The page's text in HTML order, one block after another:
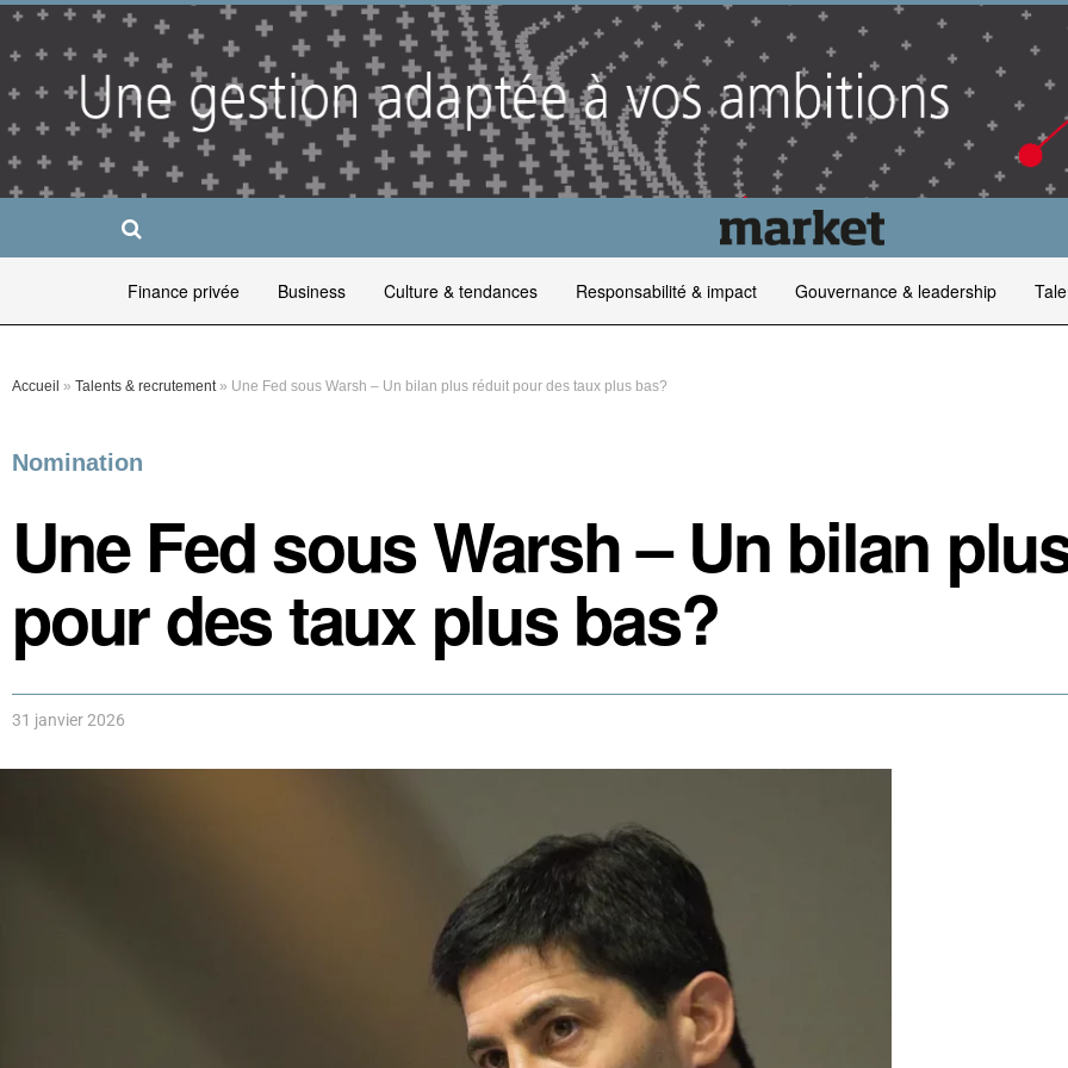
Finance privée Business Culture & tendances Responsabilité & impact Gouvernance & leadership
Accueil » Talents & recrutement» Une Fed sous Warsh – Un bilan plus réduit pour des taux plus bas?
Nomination
Une Fed sous Warsh – Un bilan
pour des taux plus bas?
31 janvier 2026